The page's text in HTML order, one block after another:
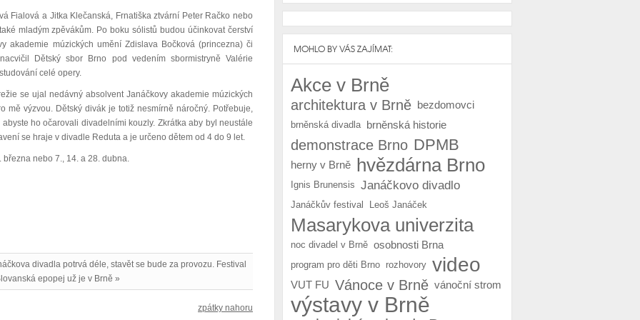
Fialová a Jitka Klečanská, Frnatiška ztvární Peter Račko nebo
mladým zpěvákům. Po boku sólistů budou účinkovat čerství
akademie múzických umění Zdislava Bočková (princezna) či
Dětský sbor Brno pod vedením sbormistryně Valérie
celé opery.
se ujal nedávný absolvent Janáčkovy akademie múzických
mě výzvou. Dětský divák je totiž nesmírně náročný. Potřebuje,
ho očarovali divadelními kouzly. Zkrátka aby byl neustále
se hraje v divadle Reduta a je určeno dětem od 4 do 9 let.
nebo 7., 14. a 28. dubna.
divadla potrvá déle, stavět se bude za provozu. Festival
epopej už je v Brně »
zpátky nahoru
MOHLO BY VÁS ZAJÍMAT:
Akce v Brně
architektura v Brně bezdomovci
brněnská divadla brněnská historie
demonstrace Brno DPMB
herny v Brně hvězdárna Brno
Ignis Brunensis Janáčkovo divadlo
Janáčkův festival Leoš Janáček
Masarykova univerzita
noc divadel v Brně osobnosti Brna
program pro děti Brno rozhovory video
VUT FU Vánoce v Brně vánoční strom
výstavy v Brně